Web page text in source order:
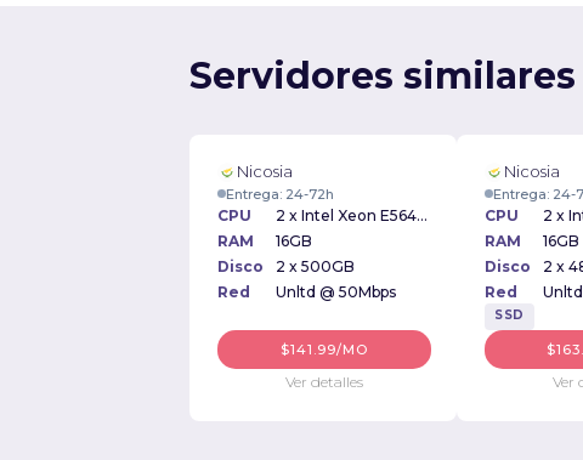
Servidores
Nicosia
Entrega: 24-72h
CPU
2 x Intel Xeon E5645 2.40GHz
RAM
16GB
Disco
2 x 500GB
Red
Unltd @ 50Mbps
$141.99/MO
Ver detalles
Nicosia
Entrega: 24-
CPU
RAM
16GB
Disco
2 x
Red
SSD
Ver